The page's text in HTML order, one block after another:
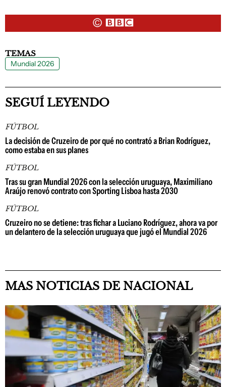
TEMAS
Mundial 2026
SEGUÍ LEYENDO
FÚTBOL
La decisión de Cruzeiro de por qué no contrató a Brian Rodríguez,
como estaba en sus planes
FÚTBOL
Tras su gran Mundial 2026 con la selección uruguaya, Maximiliano
Araújo renovó contrato con Sporting Lisboa hasta 2030
FÚTBOL
Cruzeiro no se detiene: tras fichar a Luciano Rodríguez, ahora va por
un delantero de la selección uruguaya que jugó el Mundial 2026
MAS NOTICIAS DE NACIONAL